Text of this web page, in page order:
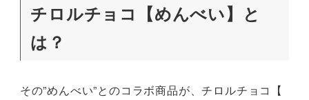
チロルチョコ【めんべい】と
は？
その”めんべい”とのコラボ商品が、チロルチョコ【